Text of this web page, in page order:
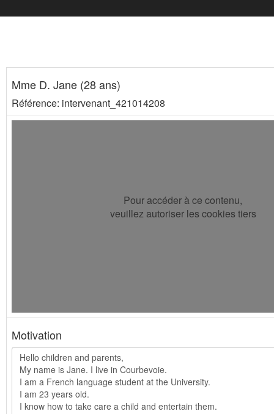
Mme D. Jane (28 ans)
Référence: intervenant_421014208
Pour accéder à ce contenu,
veuillez autoriser les cookies tiers
Motivation